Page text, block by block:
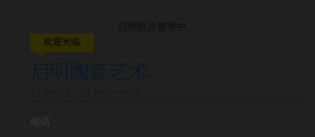
启明照片整理中……
欢迎光临
启明陶瓷艺术
qiming.jdztv.com